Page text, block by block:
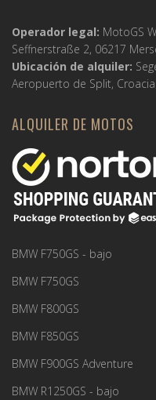
Operador legal: MotoGS
Seffnerstraße 2, 06217
Ubicación de alquiler:
Aeropuerto de Split, Croacia.
ALQUILER DE MOTOS
BMW F750GS - bajo
BMW F750GS
BMW F800GS
BMW F850GS
BMW F900GS Adventure
BMW R1250GS - bajo